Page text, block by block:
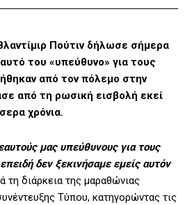
Πούτιν δήλωσε σήμερα
του «υπεύθυνο» για τους
από τον πόλεμο στην
από τη ρωσική εισβολή εκεί
χρόνια.
μας υπεύθυνους για τους
δεν ξεκινήσαμε εμείς αυτόν
τη διάρκεια της μαραθώνιας
Τύπου, κατηγορώντας τις